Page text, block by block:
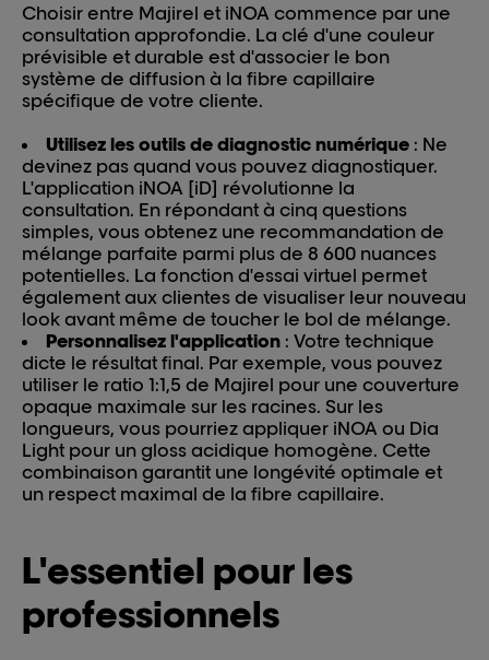
Choisir entre Majirel et iNOA commence par une
consultation approfondie. La clé d'une couleur
prévisible et durable est d'associer le bon
système de diffusion à la fibre capillaire
spécifique de votre cliente.
Utilisez les outils de diagnostic numérique : Ne
devinez pas quand vous pouvez diagnostiquer.
L'application iNOA [iD] révolutionne la
consultation. En répondant à cinq questions
simples, vous obtenez une recommandation de
mélange parfaite parmi plus de 8 600 nuances
potentielles. La fonction d'essai virtuel permet
également aux clientes de visualiser leur nouveau
look avant même de toucher le bol de mélange.
Personnalisez l'application : Votre technique
dicte le résultat final. Par exemple, vous pouvez
utiliser le ratio 1:1,5 de Majirel pour une couverture
opaque maximale sur les racines. Sur les
longueurs, vous pourriez appliquer iNOA ou Dia
Light pour un gloss acidique homogène. Cette
combinaison garantit une longévité optimale et
un respect maximal de la fibre capillaire.
L'essentiel pour les
professionnels